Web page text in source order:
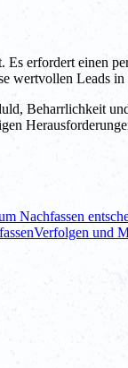
erfordert einen
wertvollen Leads
Beharrlichkeit
Nachfassen
Verfolgen und